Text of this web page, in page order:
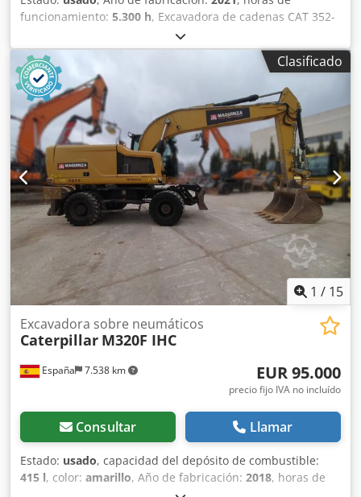
funcionamiento: 5.300 h, Excavadora de cadenas CAT 352-
07 La máquina tiene solo 5.300 horas de funcionamiento y
se encuentra en buen estado Peso operativo aprox. 52.800
kg Dkjdpsyy Hvxofx Ah Rsr
Clasificado
1 / 15
España 7.538 km
Excavadora sobre neumáticos
Caterpillar M320F IHC
EUR 95.000
precio fijo IVA no incluído
Consultar Llamar
Estado: usado, capacidad del depósito de combustible:
415 l, color: amarillo, Año de fabricación: 2018, horas de